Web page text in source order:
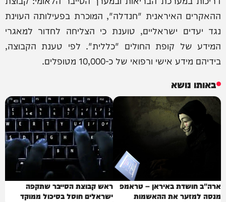
ההאקרים האיראנית "חנדלה", המוכרת בפעילותה העוינת
נגד יעדים ישראליים, טוענת כי הצליחה לחדור למאגרי
המידע של קופת החולים "כללית". לפי טענת הקבוצה,
בידיהם מידע אישי ורפואי של כ-10,000 מטופלים.
באותו נושא
ארה"ב חושדת באיראן – טראמפ
מנסה למזער את ההאשמות
ראש קבוצת הסייבר שתקפה
ישראלים חוסל בסיכול ממוקד